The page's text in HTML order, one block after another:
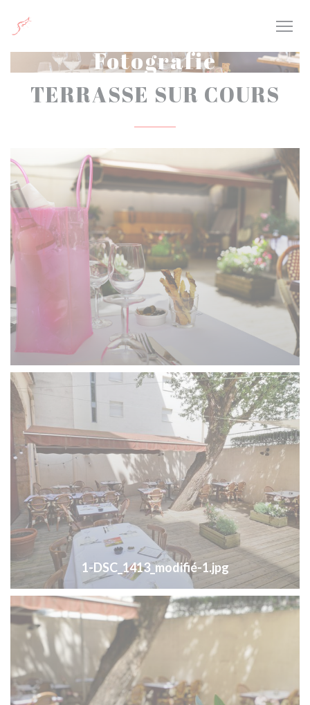
Fotografie
TERRASSE SUR COURS
1-DSC_1413_modifié-1.jpg